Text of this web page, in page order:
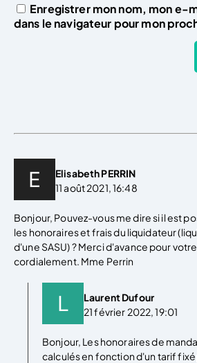
Enregistrer mon nom, mon e-
dans le navigateur pour mon
Elisabeth PERRIN
11 août 2021, 16:48
Bonjour, Pouvez-vous me dire si il est
les honoraires et frais du liquidateur
d'une SASU) ? Merci d'avance pour
cordialement. Mme Perrin
Laurent Dufour
21 février 2022, 19:01
Bonjour, Les honoraires de
calculés en fonction d'un tarif